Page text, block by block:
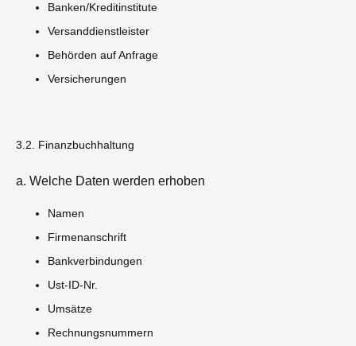
Banken/Kreditinstitute
Versanddienstleister
Behörden auf Anfrage
Versicherungen
3.2. Finanzbuchhaltung
a. Welche Daten werden erhoben
Namen
Firmenanschrift
Bankverbindungen
Ust-ID-Nr.
Umsätze
Rechnungsnummern